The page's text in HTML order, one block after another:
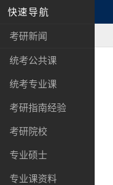
快速导航
考研新闻
统考公共课
统考专业课
考研指南经验
考研院校
专业硕士
专业课资料